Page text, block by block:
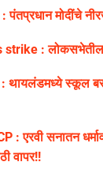
मोदींचे
: लोकसभेतील
स्कूल
: एरवी सनातन
वापर!!